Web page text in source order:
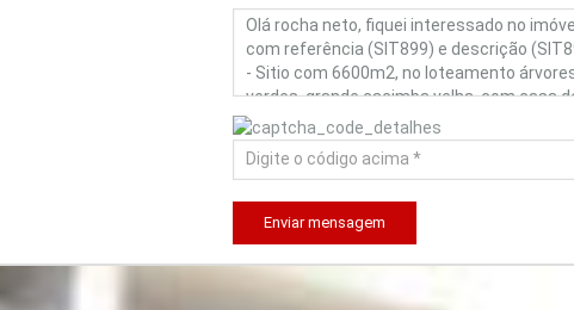
Enviar mensagem